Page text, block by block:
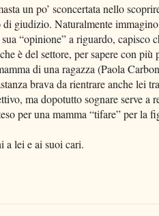
un po’ sconcertata nello
giudizio. Naturalmente
“opinione” a riguardo, capisco
è del settore, per sapere con
di una ragazza (Paola
brava da rientrare anche lei
ma dopotutto sognare serve a
per una mamma “tifare” per
a lei e ai suoi cari.